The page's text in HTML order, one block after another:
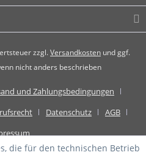
zzgl.Versandkosten und ggf.
nicht anders beschrieben
und Zahlungsbedingungen
Datenschutz
AGB
die für den technischen Betrieb